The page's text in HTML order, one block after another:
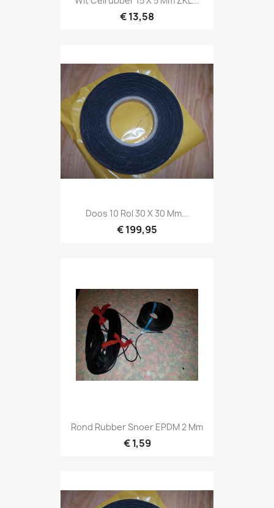
€ 13,58
Doos 10 Rol 30 X 30 Mm...
€ 199,95
Rond Rubber Snoer EPDM 2 Mm
€ 1,59